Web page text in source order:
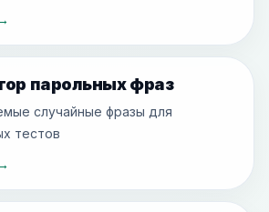
парольных фраз
случайные фразы для
тестов